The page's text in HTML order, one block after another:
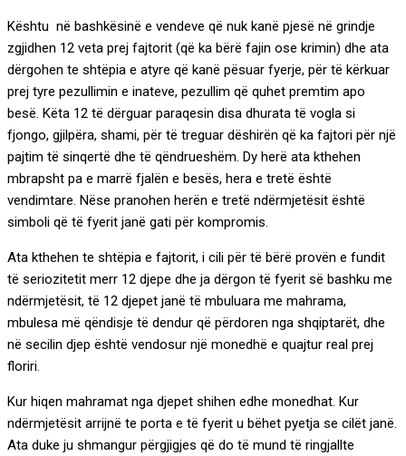
Kështu në bashkësinë e vendeve që nuk kanë pjesë në grindje
zgjidhen 12 veta prej fajtorit (që ka bërë fajin ose krimin) dhe ata
dërgohen te shtëpia e atyre që kanë pësuar fyerje, për të kërkuar
prej tyre pezullimin e inateve, pezullim që quhet premtim apo
besë. Këta 12 të dërguar paraqesin disa dhurata të vogla si
fjongo, gjilpëra, shami, për të treguar dëshirën që ka fajtori për një
pajtim të sinqertë dhe të qëndrueshëm. Dy herë ata kthehen
mbrapsht pa e marrë fjalën e besës, hera e tretë është
vendimtare. Nëse pranohen herën e tretë ndërmjetësit është
simboli që të fyerit janë gati për kompromis.
Ata kthehen te shtëpia e fajtorit, i cili për të bërë provën e fundit
të seriozitetit merr 12 djepe dhe ja dërgon të fyerit së bashku me
ndërmjetësit, të 12 djepet janë të mbuluara me mahrama,
mbulesa më qëndisje të dendur që përdoren nga shqiptarët, dhe
në secilin djep është vendosur një monedhë e quajtur real prej
floriri.
Kur hiqen mahramat nga djepet shihen edhe monedhat. Kur
ndërmjetësit arrijnë te porta e të fyerit u bëhet pyetja se cilët janë.
Ata duke ju shmangur përgjigjes që do të mund të ringjallte